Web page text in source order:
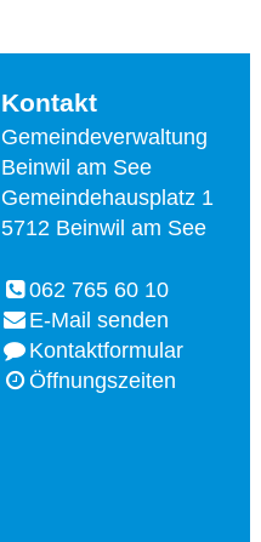
Kontakt
Gemeindeverwaltung
Beinwil am See
Gemeindehausplatz 1
5712 Beinwil am See
062 765 60 10
E-Mail senden
Kontaktformular
Öffnungszeiten